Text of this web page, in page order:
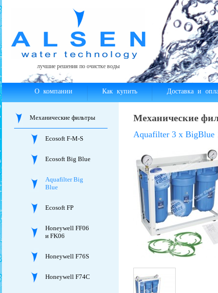
лучшие решения по очистке воды
О компании Как купить Доставка и
Механические фильтры
Ecosoft F-M-S
Ecosoft Big Blue
Aquafilter Big
Blue
Ecosoft FP
Honeywell FF06
и FK06
Honeywell F76S
Honeywell F74C
Механические
Aquafilter 3 x BigBlue